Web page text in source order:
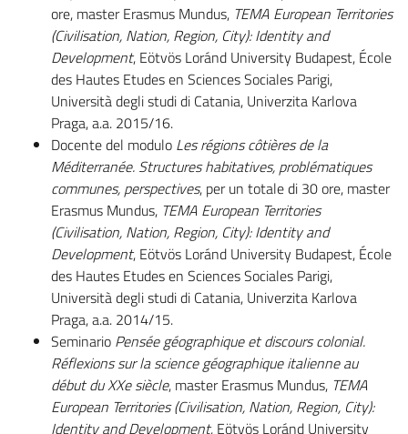
ore, master Erasmus Mundus, TEMA European Territories
(Civilisation, Nation, Region, City): Identity and
Development, Eötvös Loránd University Budapest, École
des Hautes Etudes en Sciences Sociales Parigi,
Università degli studi di Catania, Univerzita Karlova
Praga, a.a. 2015/16.
Docente del modulo Les régions côtières de la
Méditerranée. Structures habitatives, problématiques
communes, perspectives, per un totale di 30 ore, master
Erasmus Mundus, TEMA European Territories
(Civilisation, Nation, Region, City): Identity and
Development, Eötvös Loránd University Budapest, École
des Hautes Etudes en Sciences Sociales Parigi,
Università degli studi di Catania, Univerzita Karlova
Praga, a.a. 2014/15.
Seminario Pensée géographique et discours colonial.
Réflexions sur la science géographique italienne au
début du XXe siècle, master Erasmus Mundus, TEMA
European Territories (Civilisation, Nation, Region, City):
Identity and Development, Eötvös Loránd University